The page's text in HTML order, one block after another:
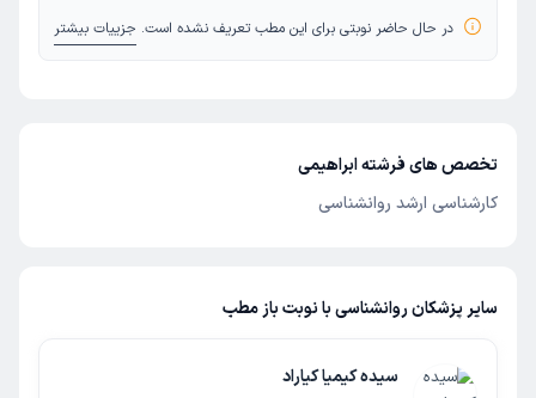
در حال حاضر نوبتی برای این مطب تعریف نشده است. جزییات بیشتر
تخصص های فرشته ابراهیمی
کارشناسی ارشد روانشناسی
سایر پزشکان روانشناسی با نوبت باز مطب
سیده کیمیا کیاراد